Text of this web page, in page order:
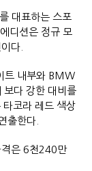
대표하는 스포
디션은 정규 모
다.
트 내부와 BMW
보다 강한 대비를
타코라 레드 색상
출한다.
은 6천240만